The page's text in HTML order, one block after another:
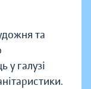
та
у галузі